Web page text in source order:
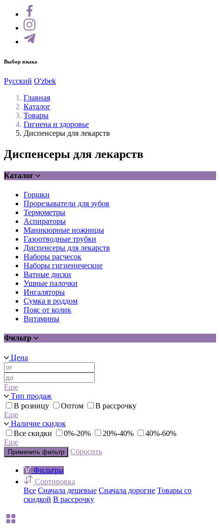
Выбор языка
Русский O'zbek
Главная
Каталог
Товары
Гигиена и здоровье
Диспенсеры для лекарств
Диспенсеры для лекарств
Каталог
Горшки
Прорезыватели для зубов
Термометры
Аспираторы
Маникюрные ножницы
Газоотводные трубки
Диспенсеры для лекарств
Наборы расчесок
Наборы гигиенические
Ватные диски
Ушные палочки
Ингаляторы
Сумка в роддом
Пояс от колик
Витамины
Фильтр
Цена
Еще
Тип продаж
В розницу
Оптом
В рассрочку
Еще
Наличие скидок
Все скидки
0%-20% 20%-40%
40%-60%
Еще
Применить фильтр Сбросить
Фильтры
Сортировка
Все Сначала дешевые Сначала дорогие Товары со
скидкой В рассрочку